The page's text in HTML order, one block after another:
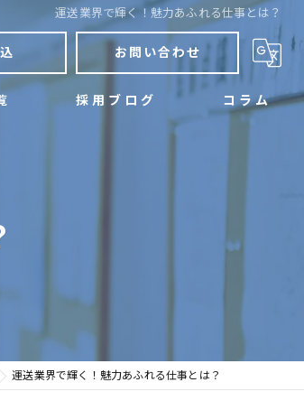
運送業界で輝く！魅力あふれる仕事とは？
お問い合わせ
採用ブログ コラム
運送業界で輝く！魅力あふれる仕事とは？